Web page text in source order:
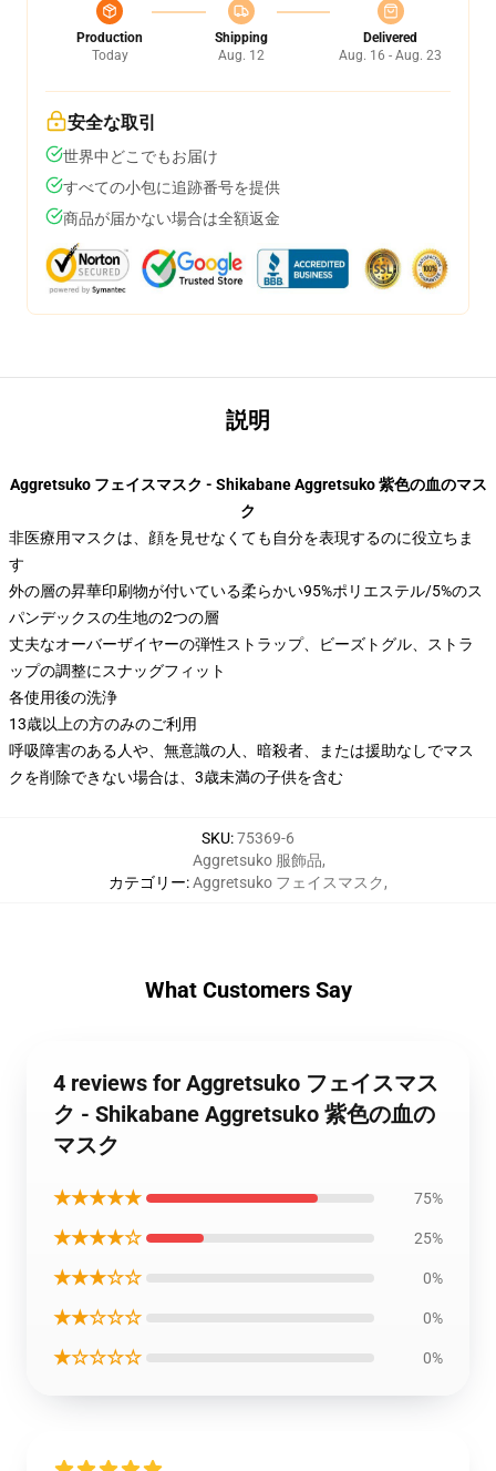
Production
Today
Shipping
Aug. 12
Delivered
Aug. 16 - Aug. 23
安全な取引
世界中どこでもお届け
すべての小包に追跡番号を提供
商品が届かない場合は全額返金
説明
Aggretsuko フェイスマスク - Shikabane Aggretsuko 紫色の血のマス
ク
非医療用マスクは、顔を見せなくても自分を表現するのに役立ちま
す
外の層の昇華印刷物が付いている柔らかい95%ポリエステル/5%のス
パンデックスの生地の2つの層
丈夫なオーバーザイヤーの弾性ストラップ、ビーズトグル、ストラ
ップの調整にスナッグフィット
各使用後の洗浄
13歳以上の方のみのご利用
呼吸障害のある人や、無意識の人、暗殺者、または援助なしでマス
クを削除できない場合は、3歳未満の子供を含む
SKU:75369-6
カテゴリー:
Aggretsuko 服飾品,
Aggretsuko フェイスマスク,
What Customers Say
4 reviews for Aggretsuko フェイスマス
ク - Shikabane Aggretsuko 紫色の血の
マスク
★★★★★ 75%
★★★★☆ 25%
★★★☆☆ 0%
★★☆☆☆ 0%
★☆☆☆☆ 0%